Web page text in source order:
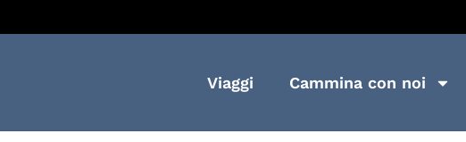
Viaggi Cammina con noi